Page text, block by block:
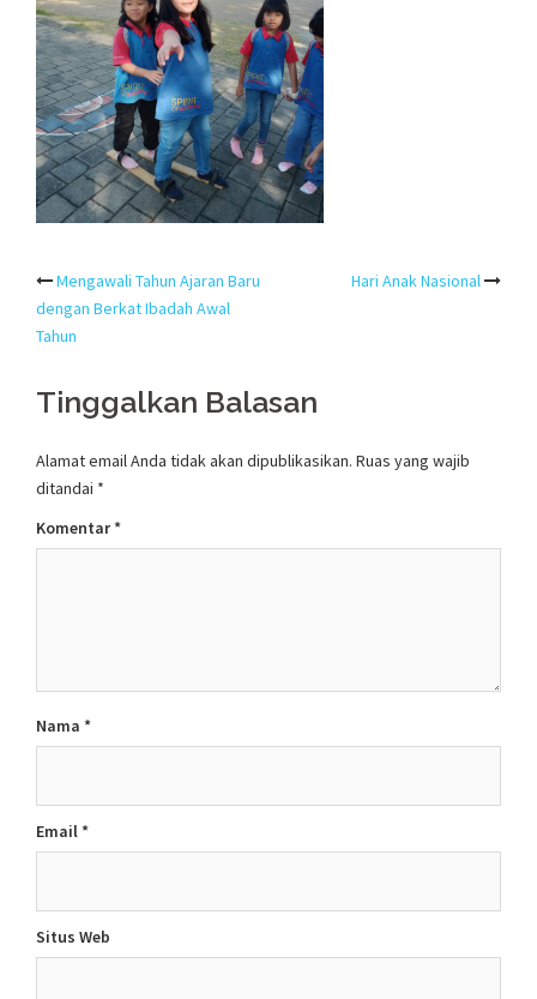
Post
navigation
Mengawali Tahun Ajaran Baru
dengan Berkat Ibadah Awal
Tahun
Hari Anak Nasional
Tinggalkan Balasan
Alamat email Anda tidak akan dipublikasikan. Ruas yang wajib
ditandai *
Komentar*
Nama *
Email*
Situs Web